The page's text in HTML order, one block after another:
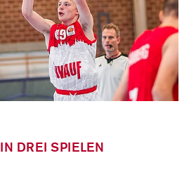
DREI SPIELEN